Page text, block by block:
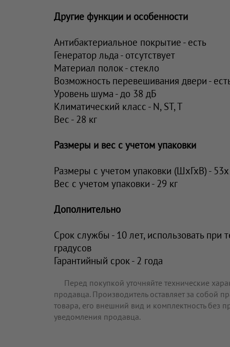
Другие функции и особенности
Антибактериальное покрытие - есть
Генератор льда - отсутствует
Материал полок - стекло
Возможность перевешивания двери -
Уровень шума - до 38 дБ
Климатический класс - N, ST, T
Вес - 28 кг
Размеры и вес с учетом упаковки
Размеры с учетом упаковки (ШхГхВ) -
Вес с учетом упаковки - 29 кг
Дополнительно
Срок службы - 10 лет, использовать при
градусов
Гарантийный срок - 2 года
Перед покупкой уточняйте технические
продавца. Производитель оставляет за собой
товара, его внешний вид и комплектность без
уведомления продавца.